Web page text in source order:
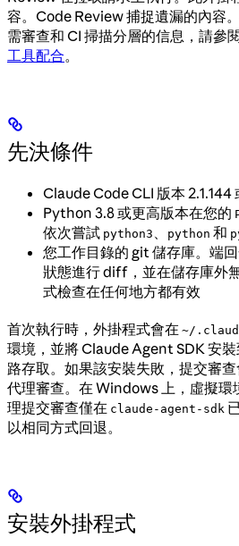
容。Code Review 捕捉遺漏的內容
需審查和 CI 掃描分層的信息，請參
工具配合。
先決條件
Claude Code CLI 版本 2.1.144
Python 3.8 或更高版本在您的
依次嘗試 python3 、 python 和
您工作目錄的 git 儲存庫。端
狀態進行 diff，並在儲存庫外
式檢查在任何地方都有效
首次執行時，外掛程式會在 ~/
環境，並將 Claude Agent SDK 安
路存取。如果該安裝失敗，提交審
代理審查。在 Windows 上，虛擬環
理提交審查僅在 claude-agent-sdk
以相同方式回退。
安裝外掛程式